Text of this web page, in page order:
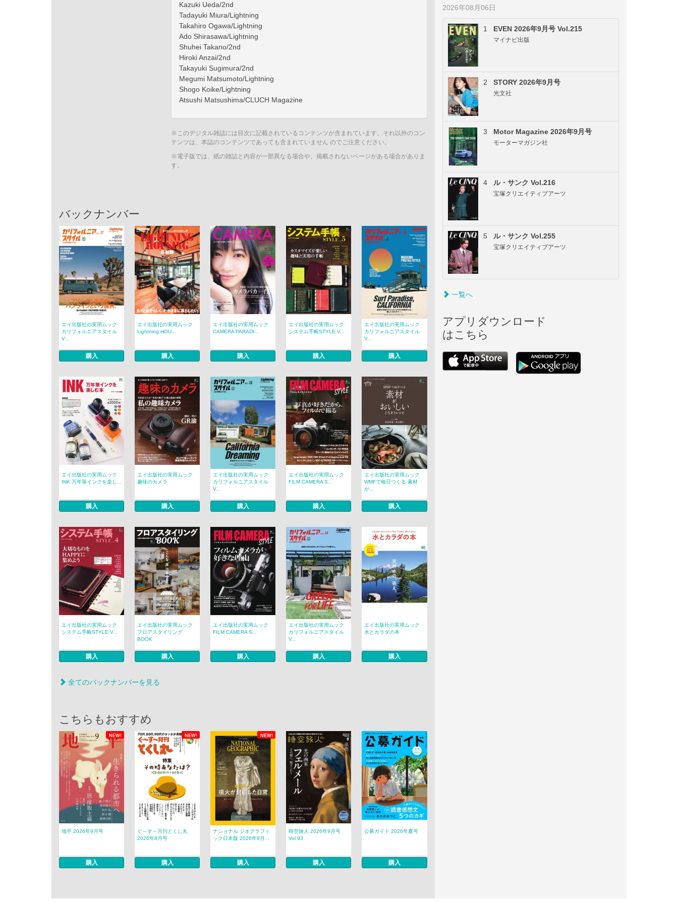
Kazuki Ueda/2nd
Tadayuki Miura/Lightning
Takahiro Ogawa/Lightning
Ado Shirasawa/Lightning
Shuhei Takano/2nd
Hiroki Anzai/2nd
Takayuki Sugimura/2nd
Megumi Matsumoto/Lightning
Shogo Koike/Lightning
Atsushi Matsushima/CLUCH Magazine
※このデジタル雑誌には目次に記載されているコンテンツが含まれています。それ以外のコン
テンツは、本誌のコンテンツであっても含まれていません のでご注意ください。
※電子版では、紙の雑誌と内容が一部異なる場合や、掲載されないページがある場合がありま
す。
バックナンバー
エイ出版社の実用ムック
カリフォルニアスタイル
V...
購入
エイ出版社の実用ムック
Lightning HOU...
購入
エイ出版社の実用ムック
CAMERA PARADI...
購入
エイ出版社の実用ムック
システム手帳STYLE V...
購入
エイ出版社の実用ムック
カリフォルニアスタイル
V...
購入
エイ出版社の実用ムック
INK 万年筆インクを楽し...
購入
エイ出版社の実用ムック
趣味のカメラ
購入
エイ出版社の実用ムック
カリフォルニアスタイル
V...
購入
エイ出版社の実用ムック
FILM CAMERA S...
購入
エイ出版社の実用ムック
WMFで毎日つくる 素材
が...
購入
エイ出版社の実用ムック
システム手帳STYLE V...
購入
エイ出版社の実用ムック
フロアスタイリング
BOOK
購入
エイ出版社の実用ムック
FILM CAMERA S...
購入
エイ出版社の実用ムック
カリフォルニアスタイル
V...
購入
エイ出版社の実用ムック
水とカラダの本
購入
全てのバックナンバーを見る
こちらもおすすめ
NEW! NEW! NEW!
地平 2026年9月号
購入
ぐ～す～月刊とくし丸
2026年8月号
購入
ナショナル ジオグラフィ
ック日本版 2026年8月...
購入
時空旅人 2026年9月号
Vol.93
購入
公募ガイド 2026年夏号
購入
2026年08月06日
1 EVEN 2026年9月号 Vol.215
マイナビ出版
2 STORY 2026年9月号
光文社
3 Motor Magazine 2026年9月号
モーターマガジン社
4 ル・サンク Vol.216
宝塚クリエイティブアーツ
5 ル・サンク Vol.255
宝塚クリエイティブアーツ
一覧へ
アプリダウンロード
はこちら